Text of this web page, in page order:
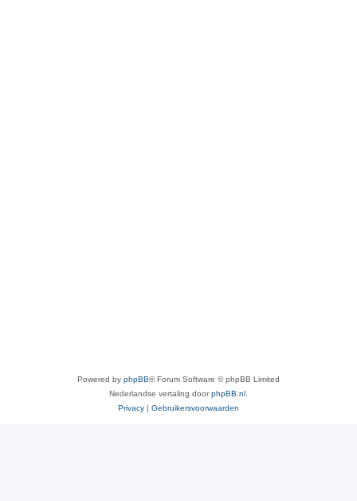
Powered by phpBB® Forum Software © phpBB Limited
Nederlandse vertaling doorphpBB.nl
Privacy | Gebruikersvoorwaarden